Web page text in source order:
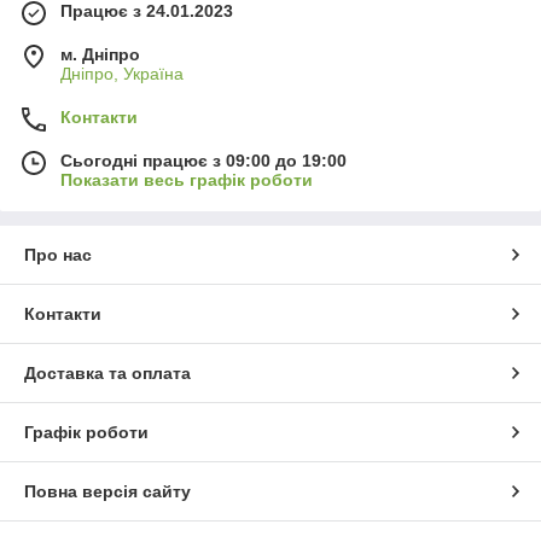
Працює з 24.01.2023
м. Дніпро
Дніпро, Україна
Контакти
Сьогодні працює з 09:00 до 19:00
Показати весь графік роботи
Про нас
Контакти
Доставка та оплата
Графік роботи
Повна версія сайту